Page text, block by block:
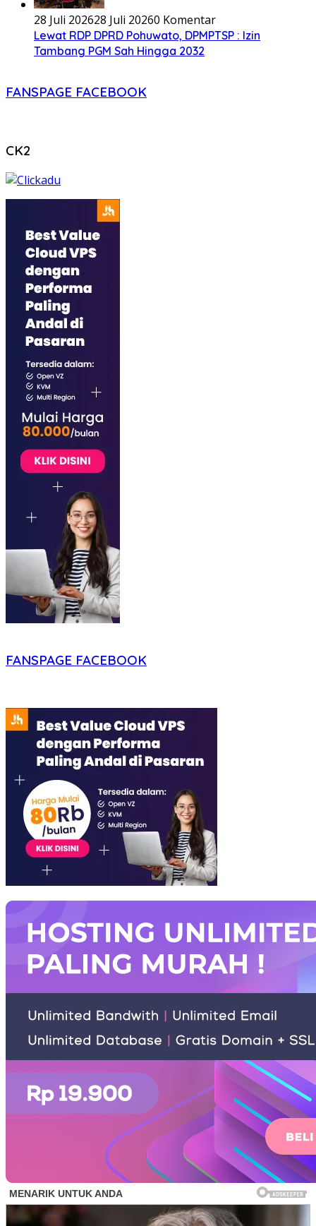
28 Juli 202628 Juli 20260 Komentar
Lewat RDP DPRD Pohuwato, DPMPTSP : Izin
Tambang PGM Sah Hingga 2032
FANSPAGE FACEBOOK
CK2
FANSPAGE FACEBOOK